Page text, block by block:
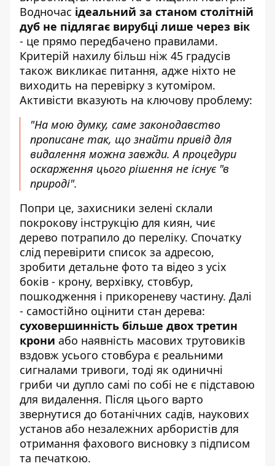
Водночас ідеальний за станом столітній
дуб не підлягає вирубці лише через вік
- це прямо передбачено правилами.
Критерій нахилу більш ніж 45 градусів
також викликає питання, адже ніхто не
виходить на перевірку з кутоміром.
Активісти вказують на ключову проблему:
"На мою думку, саме законодавство
прописане так, що знайти привід для
видалення можна завжди. А процедури
оскарження цього рішення не існує "в
природі".
Попри це, захисники зелені склали
покрокову інструкцію для киян, чиє
дерево потрапило до переліку. Спочатку
слід перевірити список за адресою,
зробити детальне фото та відео з усіх
боків - крону, верхівку, стовбур,
пошкодження і прикореневу частину. Далі
- самостійно оцінити стан дерева:
суховершинність більше двох третин
крони або наявність масових трутовиків
вздовж усього стовбура є реальними
сигналами тривоги, тоді як одиничні
гриби чи дупло самі по собі не є підставою
для видалення. Після цього варто
звернутися до ботанічних садів, наукових
установ або незалежних арбористів для
отримання фахового висновку з підписом
та печаткою.